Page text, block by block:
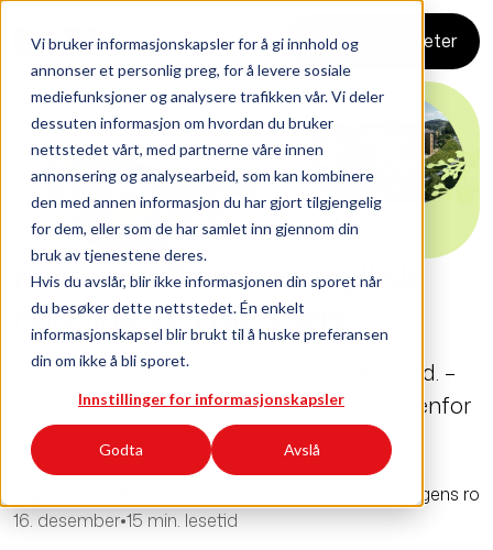
Vi bruker informasjonskapsler for å gi innhold og
annonser et personlig preg, for å levere sosiale
mediefunksjoner og analysere trafikken vår. Vi deler
dessuten informasjon om hvordan du bruker
nettstedet vårt, med partnerne våre innen
annonsering og analysearbeid, som kan kombinere
den med annen informasjon du har gjort tilgjengelig
for dem, eller som de har samlet inn gjennom din
bruk av tjenestene deres.
Hvis du avslår, blir ikke informasjonen din sporet når
du besøker dette nettstedet. Én enkelt
informasjonskapsel blir brukt til å huske preferansen
din om ikke å bli sporet.
Innstillinger for informasjonskapsler
Godta Avslå
Se alle nyheter
Kleivane i Sandnes: Idyllisk
nabolag ved Melsheia
– Jeg gleder meg veldig! sier Elin Løvsland. –
Det er jo så flott, og med naturen rett utenfor
døren!
16. desember•15 min. lesetid
Skogens ro